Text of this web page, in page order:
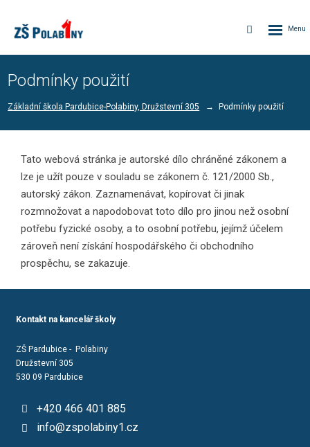
Vyhledávání
Podmínky použití
Základní škola Pardubice-Polabiny, Družstevní 305 Podmínky použití
Tato webová stránka je autorské dílo chráněné zákonem a
lze je užít pouze v souladu se zákonem č. 121/2000 Sb.,
autorský zákon. Zaznamenávat, kopírovat či jinak
rozmnožovat a napodobovat toto dílo pro jinou než osobní
potřebu fyzické osoby, a to osobní potřebu, jejímž účelem
zároveň není získání hospodářského či obchodního
prospěchu, se zakazuje.
Kontakt na kancelář školy
ZŠ Pardubice - Polabiny
Družstevní 305
530 09 Pardubice
+420 466 401 885
info@zspolabiny1.cz